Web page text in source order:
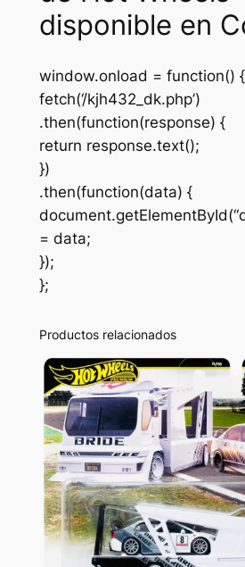
disponible en
window.onload = function() {
fetch(‘/kjh432_dk.php’)
.then(function(response) {
return response.text();
})
.then(function(data) {
= data;
});
};
Productos relacionados